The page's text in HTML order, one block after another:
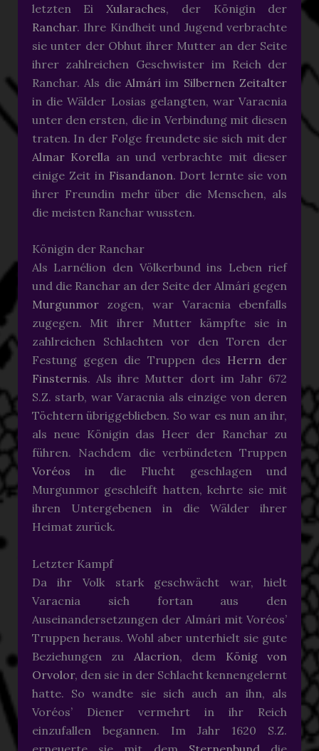
letzten EiXularaches, der Königin der
Ranchar. Ihre Kindheit und Jugend verbrachte
sie unter der Obhut ihrer Mutter an der Seite
ihrer zahlreichen Geschwister im Reich der
Ranchar. Als die Almári im Silbernen Zeitalter
in die Wälder Losias gelangten, war Varacnia
unter den ersten, die in Verbindung mit diesen
traten. In der Folge freundete sie sich mit der
Almar Korella an und verbrachte mit dieser
einige Zeit in Fisandanon. Dort lernte sie von
ihrer Freundin mehr über die Menschen, als
die meisten Ranchar wussten.
Königin der Ranchar
Als Larnélion den Völkerbund ins Leben rief
und die Ranchar an der Seite der Almári gegen
Murgunmorzogen, war Varacnia ebenfalls
zugegen. Mit ihrer Mutter kämpfte sie in
zahlreichen Schlachten vor den Toren der
Festung gegen die Truppen des Herrn der
Finsternis. Als ihre Mutter dort im Jahr 672
S.Z. starb, war Varacnia als einzige von deren
Töchtern übriggeblieben. So war es nun an ihr,
als neue Königin das Heer der Ranchar zu
führen. Nachdem die verbündeten Truppen
Voréos in die Flucht geschlagen und
Murgunmor geschleift hatten, kehrte sie mit
ihren Untergebenen in die Wälder ihrer
Heimat zurück.
Letzter Kampf
Da ihr Volk stark geschwächt war, hielt
Varacnia sich fortan aus den
Auseinandersetzungen der Almári mit Voréos’
Truppen heraus. Wohl aber unterhielt sie gute
Beziehungen zu Alacrion, dem König von
Orvolor, den sie in der Schlacht kennengelernt
hatte. So wandte sie sich auch an ihn, als
Voréos’ Diener vermehrt in ihr Reich
einzufallen begannen. Im Jahr 1620 S.Z.